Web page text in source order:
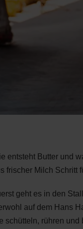
entsteht Butter und
frischer Milch Schritt
geht es in den
auf dem Hans
schütteln, rühren